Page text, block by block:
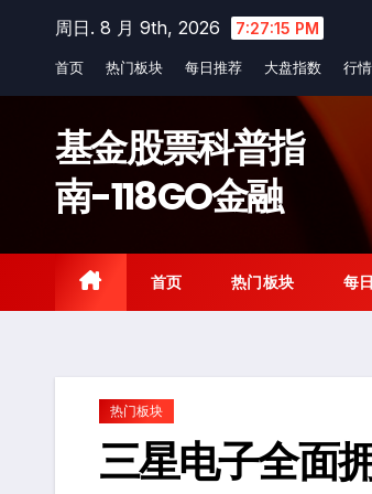
content
周日. 8 月 9th, 2026 7:27:16 PM
首页 热门板块 每日推荐 大盘指数 行
基金股票科普指
南-118GO金融
首页 热门板块 每
热门板块
三星电子全面